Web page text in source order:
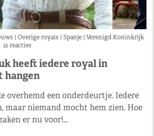
Overige royals Spanje Verenigd Koninkrijk
12 reacties
heeft iedere royal in
hangen
overhemd een onderdeurtje. Iedere
maar niemand mocht hem zien. Hoe
er nu voor!…